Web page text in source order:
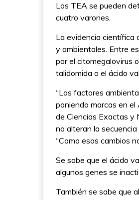
Los TEA se pueden
cuatro varones.
La evidencia científica
y ambientales. Entre
por el citomegalovirus
talidomida o el ácido
“Los factores
poniendo marcas en el
de Ciencias Exactas y
no alteran la secuencia
“Como esos cambios
Se sabe que el ácido
algunos genes se
También se sabe que